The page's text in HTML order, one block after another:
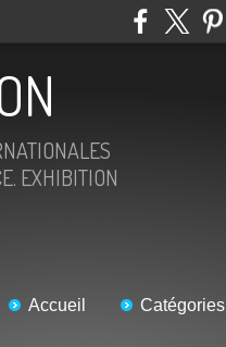
EXHIBITION
Accueil Catégories